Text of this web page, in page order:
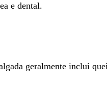
e dental.
geralmente inclui